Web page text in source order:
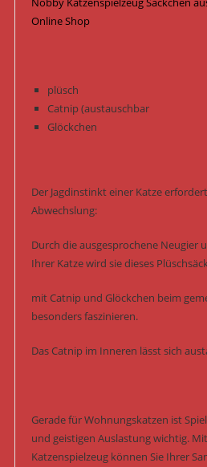
Online Shop
plüsch
Catnip (austauschbar
Glöckchen
Der Jagdinstinkt einer Katze
Abwechslung:
Durch die ausgesprochene Neugier
Ihrer Katze wird sie dieses
mit Catnip und Glöckchen beim
besonders faszinieren.
Das Catnip im Inneren lässt sich
Gerade für Wohnungskatzen ist
und geistigen Auslastung wichtig.
Katzenspielzeug können Sie Ihrer